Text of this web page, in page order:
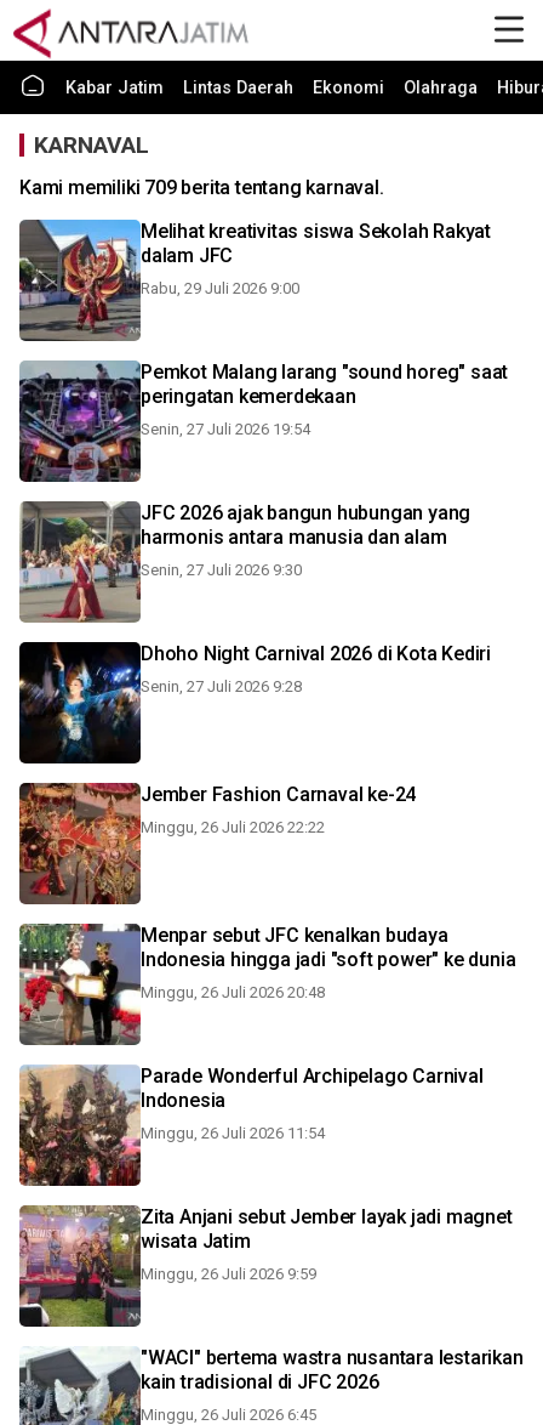
Kabar Jatim Lintas Daerah Ekonomi Olahraga
KARNAVAL
Kami memiliki 709 berita tentang karnaval.
Melihat kreativitas siswa Sekolah Rakyat
dalam JFC
Rabu, 29 Juli 2026 9:00
Pemkot Malang larang "sound horeg" saat
peringatan kemerdekaan
Senin, 27 Juli 2026 19:54
JFC 2026 ajak bangun hubungan yang
harmonis antara manusia dan alam
Senin, 27 Juli 2026 9:30
Dhoho Night Carnival 2026 di Kota Kediri
Senin, 27 Juli 2026 9:28
Jember Fashion Carnaval ke-24
Minggu, 26 Juli 2026 22:22
Menpar sebut JFC kenalkan budaya
Indonesia hingga jadi "soft power" ke dunia
Minggu, 26 Juli 2026 20:48
Parade Wonderful Archipelago Carnival
Indonesia
Minggu, 26 Juli 2026 11:54
Zita Anjani sebut Jember layak jadi magnet
wisata Jatim
Minggu, 26 Juli 2026 9:59
"WACI" bertema wastra nusantara lestarikan
kain tradisional di JFC 2026
Minggu, 26 Juli 2026 6:45